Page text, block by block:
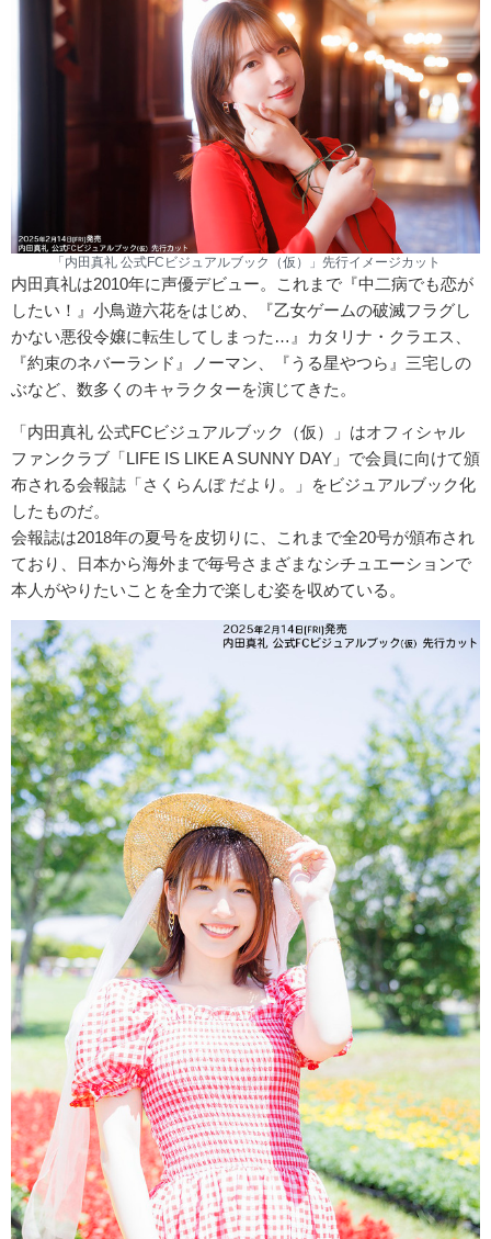
「内田真礼 公式FCビジュアルブック（仮）」先行イメージカット
内田真礼は2010年に声優デビュー。これまで『中二病でも恋が
したい！』小鳥遊六花をはじめ、『乙女ゲームの破滅フラグし
かない悪役令嬢に転生してしまった…』カタリナ・クラエス、
『約束のネバーランド』ノーマン、『うる星やつら』三宅しの
ぶなど、数多くのキャラクターを演じてきた。
「内田真礼 公式FCビジュアルブック（仮）」はオフィシャル
ファンクラブ「LIFE IS LIKE A SUNNY DAY」で会員に向けて頒
布される会報誌「さくらんぼ だより。」をビジュアルブック化
したものだ。
会報誌は2018年の夏号を皮切りに、これまで全20号が頒布され
ており、日本から海外まで毎号さまざまなシチュエーションで
本人がやりたいことを全力で楽しむ姿を収めている。